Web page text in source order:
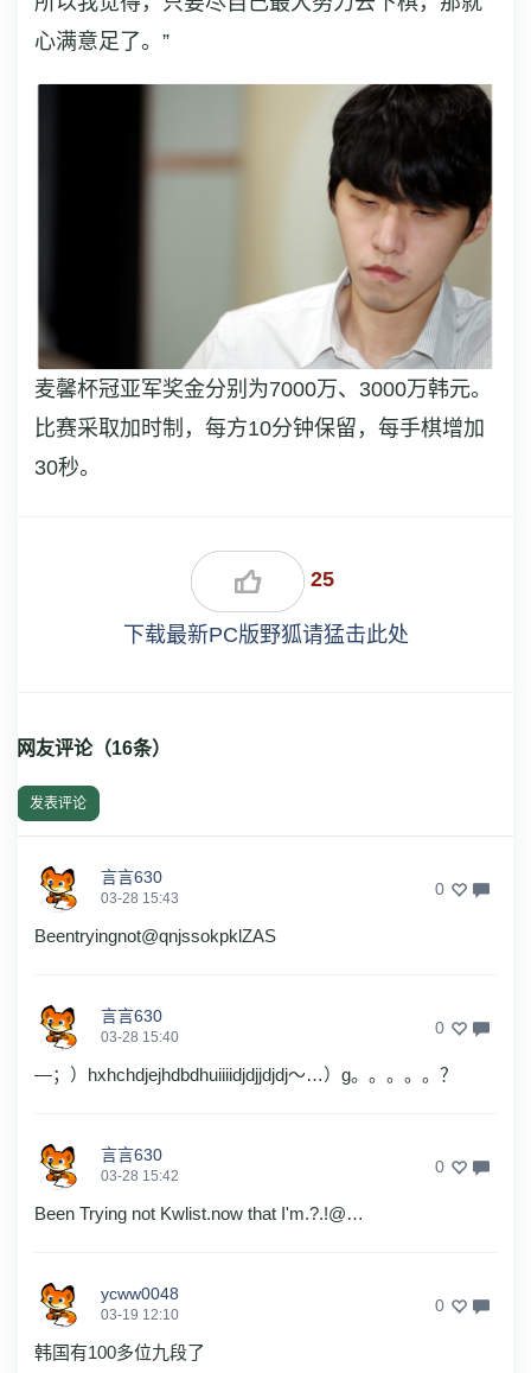
心满意足了。”
麦馨杯冠亚军奖金分别为7000万、3000万韩元。
比赛采取加时制，每方10分钟保留，每手棋增加
30秒。
25
下载最新PC版野狐请猛击此处
网友评论（16条）
发表评论
言言630
03-28 15:43 0
Beentryingnot@qnjssokpklZAS
言言630
03-28 15:40 0
—；）hxhchdjejhdbdhuiiiidjdjjdjdj～…）g。。。。。？
言言630
03-28 15:42 0
Been Trying not Kwlist.now that I'm.?.!@…
ycww0048
03-19 12:10 0
韩国有100多位九段了